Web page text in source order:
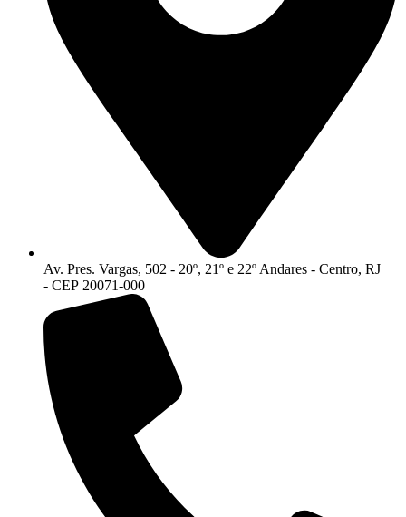
Av. Pres. Vargas, 502 - 20º, 21º e 22º Andares - Centro, RJ
- CEP 20071-000